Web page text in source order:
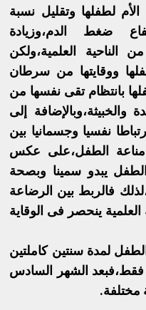
لطفلها وتقليل نسبة
ضغط الدم،وزيادة
الناحية العلمية،ولكن
ووقايتها من سرطان
بانتظام تقى نفسها من
والخبيثة،وبالإضافة إلى
نفسيا وجسمانيا بين
مناعة الطفل،على عكس
يبدو سمينا وبصحة
فالربط بين الرضاعة
ينحصر فى الوقاية
لمدة سنتين كاملتين
فقط،فبعد الشهر السادس